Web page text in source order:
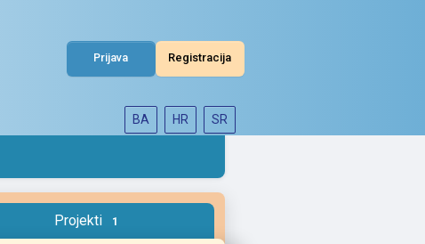
Prijava Registracija
BA HR SR
Projekti 1